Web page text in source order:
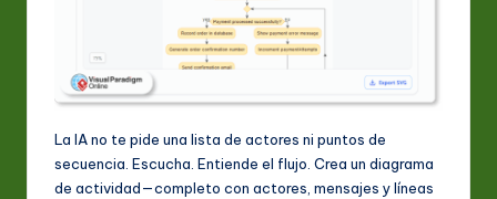
La IA no te pide una lista de actores ni puntos de
secuencia. Escucha. Entiende el flujo. Crea un diagrama
de actividad—completo con actores, mensajes y líneas